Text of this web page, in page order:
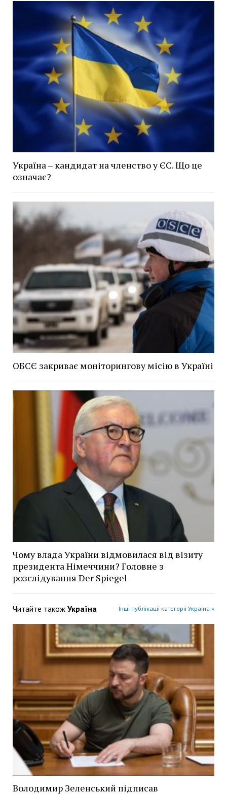
Україна – кандидат на членство у ЄС. Що це
означає?
ОБСЄ закриває моніторингову місію в Україні
Чому влада України відмовилася від візиту
президента Німеччини? Головне з
розслідування Der Spiegel
Читайте також Україна Інші публікації категорії Україна »
Володимир Зеленський підписав